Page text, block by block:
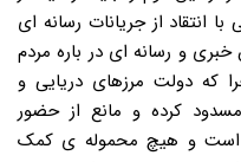
انتقاد از جریانات رسانه ای
خبری و رسانه ای در باره مردم
که دولت مرزهای دریایی و
کرده و مانع از حضور
است و هیچ محموله ی کمک